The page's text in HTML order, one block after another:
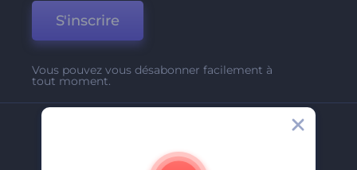
S'inscrire
Vous pouvez vous désabonner facilement à
tout moment.
A Propos De Nous